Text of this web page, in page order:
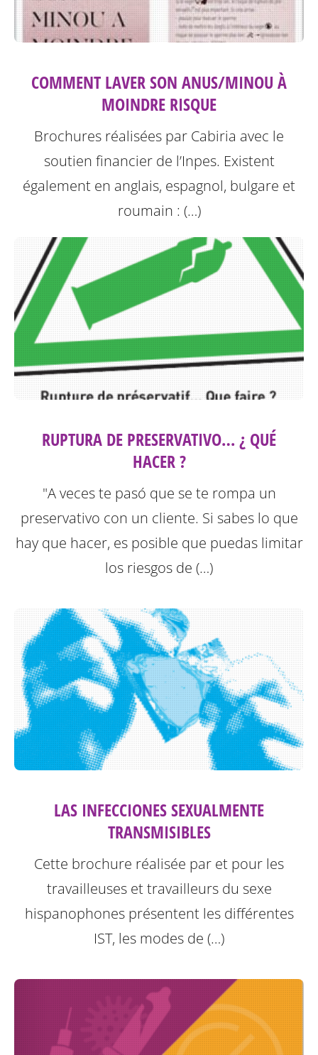
COMMENT LAVER SON ANUS/MINOU À
MOINDRE RISQUE
Brochures réalisées par Cabiria avec le
soutien financier de l’Inpes. Existent
également en anglais, espagnol, bulgare et
roumain : (…)
RUPTURA DE PRESERVATIVO… ¿ QUÉ
HACER ?
"A veces te pasó que se te rompa un
preservativo con un cliente. Si sabes lo que
hay que hacer, es posible que puedas limitar
los riesgos de (…)
LAS INFECCIONES SEXUALMENTE
TRANSMISIBLES
Cette brochure réalisée par et pour les
travailleuses et travailleurs du sexe
hispanophones présentent les différentes
IST, les modes de (…)